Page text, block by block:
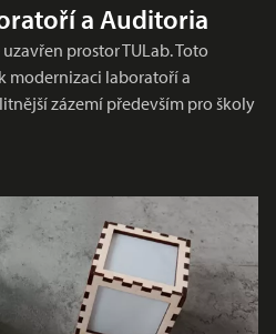
a Auditoria
prostor TULab. Toto
modernizaci laboratoří a
zázemí především pro školy